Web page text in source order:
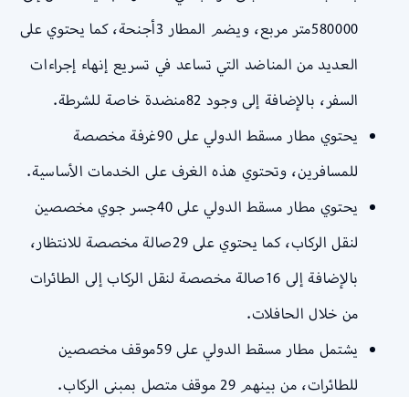
580000متر مربع، ويضم المطار 3أجنحة، كما يحتوي على
العديد من المناضد التي تساعد في تسريع إنهاء إجراءات
السفر، بالإضافة إلى وجود 82منضدة خاصة للشرطة.
يحتوي مطار مسقط الدولي على 90غرفة مخصصة
للمسافرين، وتحتوي هذه الغرف على الخدمات الأساسية.
يحتوي مطار مسقط الدولي على 40جسر جوي مخصصين
لنقل الركاب، كما يحتوي على 29صالة مخصصة للانتظار،
بالإضافة إلى 16صالة مخصصة لنقل الركاب إلى الطائرات
من خلال الحافلات.
يشتمل مطار مسقط الدولي على 59موقف مخصصين
للطائرات، من بينهم 29 موقف متصل بمبنى الركاب.